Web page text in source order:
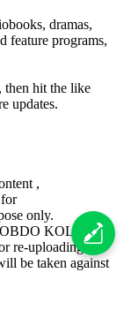
dramas,
feature programs,
then hit the like
updates.
,
only.
KOLPO.
re-uploading of
be taken against